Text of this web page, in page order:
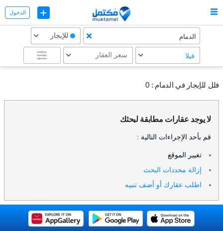
+ الدخول
الدمام للإيجار
فيلا سعر العقار
فلل للإيجار في الدمام : 0
لا يوجد عقارات مطابقة لبحثك
قم بأحد الإجراءات التالية :
تغيير الموقع
إزالة محددات البحث
اطلب عقارك أو أضف تنبيه